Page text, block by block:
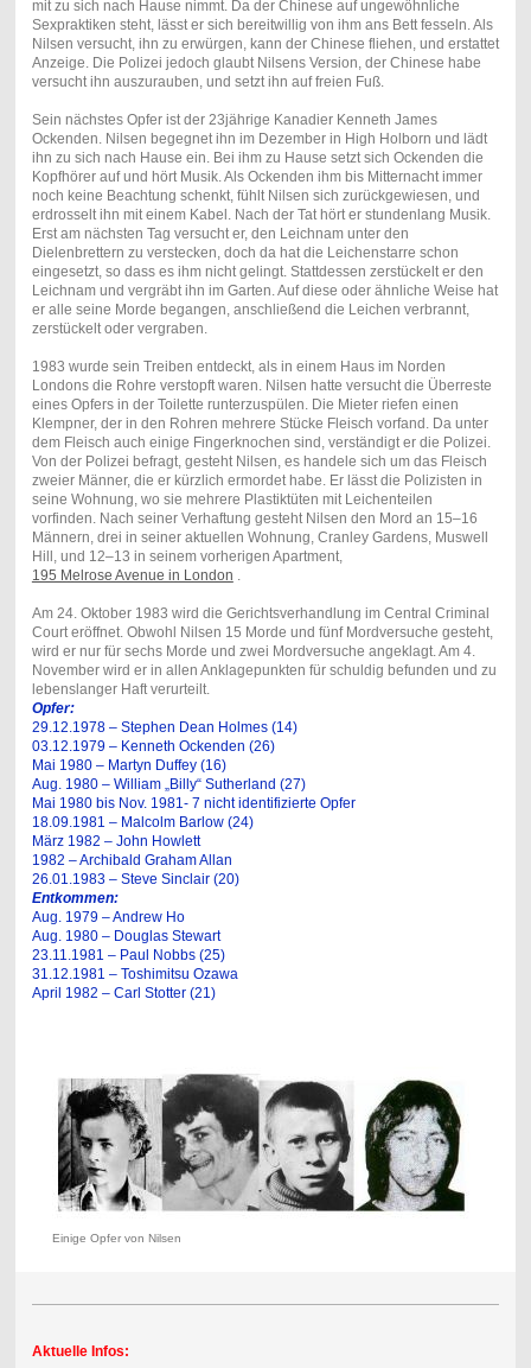
mit zu sich nach Hause nimmt. Da der Chinese auf ungewöhnliche
Sexpraktiken steht, lässt er sich bereitwillig von ihm ans Bett fesseln. Als
Nilsen versucht, ihn zu erwürgen, kann der Chinese fliehen, und erstattet
Anzeige. Die Polizei jedoch glaubt Nilsens Version, der Chinese habe
versucht ihn auszurauben, und setzt ihn auf freien Fuß.
Sein nächstes Opfer ist der 23jährige Kanadier Kenneth James
Ockenden. Nilsen begegnet ihn im Dezember in High Holborn und lädt
ihn zu sich nach Hause ein. Bei ihm zu Hause setzt sich Ockenden die
Kopfhörer auf und hört Musik. Als Ockenden ihm bis Mitternacht immer
noch keine Beachtung schenkt, fühlt Nilsen sich zurückgewiesen, und
erdrosselt ihn mit einem Kabel. Nach der Tat hört er stundenlang Musik.
Erst am nächsten Tag versucht er, den Leichnam unter den
Dielenbrettern zu verstecken, doch da hat die Leichenstarre schon
eingesetzt, so dass es ihm nicht gelingt. Stattdessen zerstückelt er den
Leichnam und vergräbt ihn im Garten. Auf diese oder ähnliche Weise hat
er alle seine Morde begangen, anschließend die Leichen verbrannt,
zerstückelt oder vergraben.
1983 wurde sein Treiben entdeckt, als in einem Haus im Norden
Londons die Rohre verstopft waren. Nilsen hatte versucht die Überreste
eines Opfers in der Toilette runterzuspülen. Die Mieter riefen einen
Klempner, der in den Rohren mehrere Stücke Fleisch vorfand. Da unter
dem Fleisch auch einige Fingerknochen sind, verständigt er die Polizei.
Von der Polizei befragt, gesteht Nilsen, es handele sich um das Fleisch
zweier Männer, die er kürzlich ermordet habe. Er lässt die Polizisten in
seine Wohnung, wo sie mehrere Plastiktüten mit Leichenteilen
vorfinden. Nach seiner Verhaftung gesteht Nilsen den Mord an 15–16
Männern, drei in seiner aktuellen Wohnung, Cranley Gardens, Muswell
Hill, und 12–13 in seinem vorherigen Apartment,
195 Melrose Avenue in London .
Am 24. Oktober 1983 wird die Gerichtsverhandlung im Central Criminal
Court eröffnet. Obwohl Nilsen 15 Morde und fünf Mordversuche gesteht,
wird er nur für sechs Morde und zwei Mordversuche angeklagt. Am 4.
November wird er in allen Anklagepunkten für schuldig befunden und zu
lebenslanger Haft verurteilt.
Opfer:
29.12.1978 – Stephen Dean Holmes (14)
03.12.1979 – Kenneth Ockenden (26)
Mai 1980 – Martyn Duffey (16)
Aug. 1980 – William „Billy“ Sutherland (27)
Mai 1980 bis Nov. 1981- 7 nicht identifizierte Opfer
18.09.1981 – Malcolm Barlow (24)
März 1982 – John Howlett
1982 – Archibald Graham Allan
26.01.1983 – Steve Sinclair (20)
Entkommen:
Aug. 1979 – Andrew Ho
Aug. 1980 – Douglas Stewart
23.11.1981 – Paul Nobbs (25)
31.12.1981 – Toshimitsu Ozawa
April 1982 – Carl Stotter (21)
Einige Opfer von Nilsen
Aktuelle Infos: